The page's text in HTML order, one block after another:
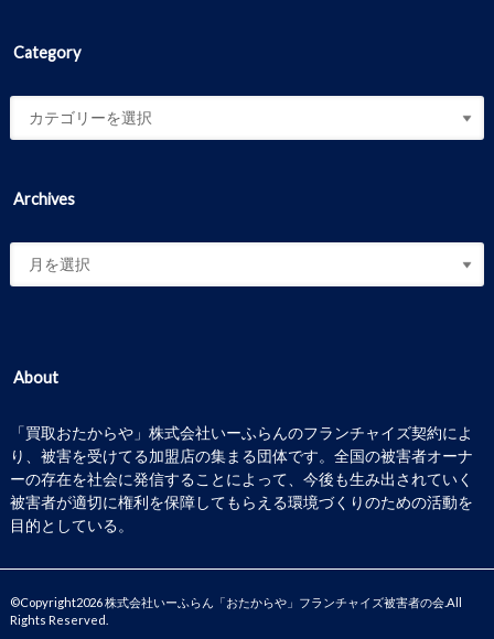
Category
Archives
About
「買取おたからや」株式会社いーふらんのフランチャイズ契約によ
り、被害を受けてる加盟店の集まる団体です。全国の被害者オーナ
ーの存在を社会に発信することによって、今後も生み出されていく
被害者が適切に権利を保障してもらえる環境づくりのための活動を
目的としている。
©Copyright2026株式会社いーふらん「おたからや」フランチャイズ被害者の会.All
Rights Reserved.